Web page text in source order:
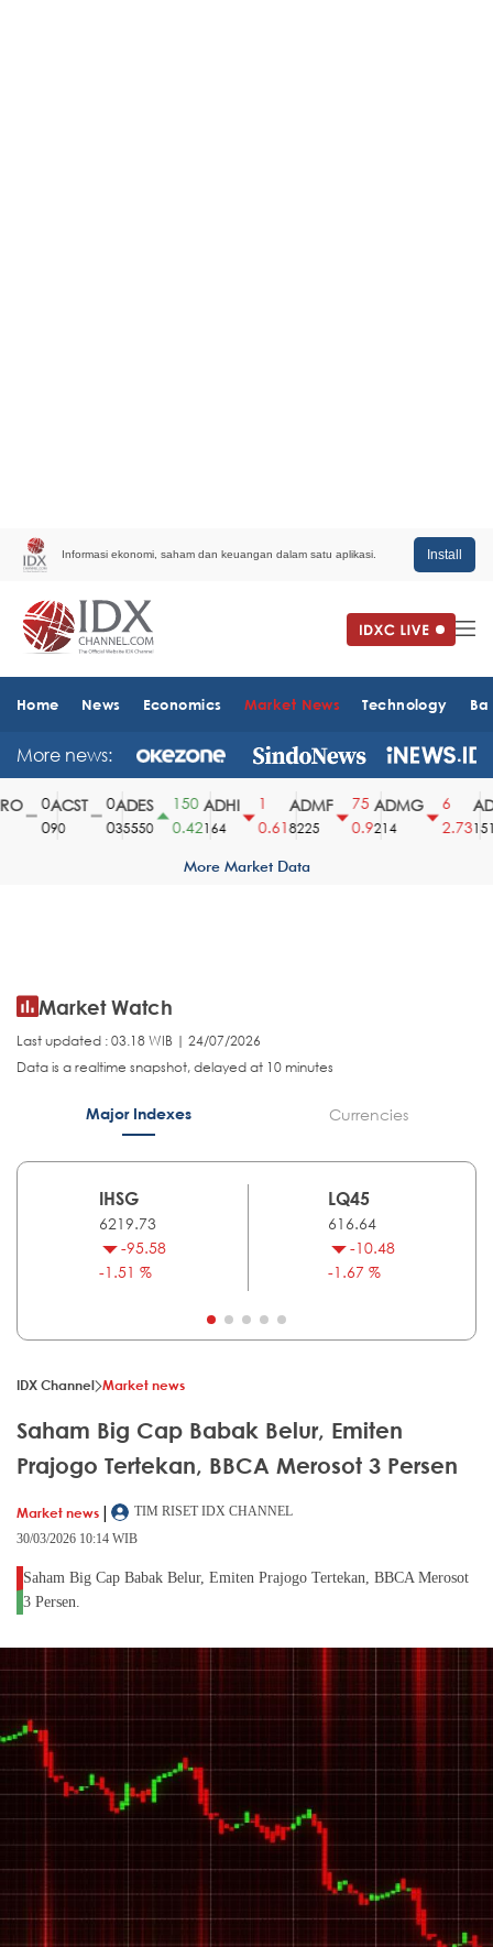
Informasi ekonomi, saham dan keuangan dalam satu aplikasi. Install
Home News Economics Market News Technology
More news:
ACST
90
ADES
35550
150
0.42
ADHI
164
0.61
ADMF
8225
75
0.9
ADMG
214
2.731510
More Market Data
Market Watch
Last updated : 03.18 WIB | 24/07/2026
Data is a realtime snapshot, delayed at 10 minutes
Major Indexes Currencies
IHSG
6219.73
-95.58
-1.51 %
LQ45
616.64
-10.48
-1.67 %
IDX Channel Market news
Saham Big Cap Babak Belur, Emiten
Prajogo Tertekan, BBCA Merosot 3 Persen
Market news |
TIM RISET IDX CHANNEL
30/03/2026 10:14 WIB
Saham Big Cap Babak Belur, Emiten Prajogo Tertekan, BBCA Merosot
3 Persen.